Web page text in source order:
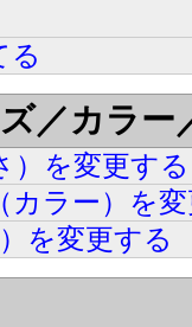
る
／カラー
）を変更する
カラー）を
を変更する